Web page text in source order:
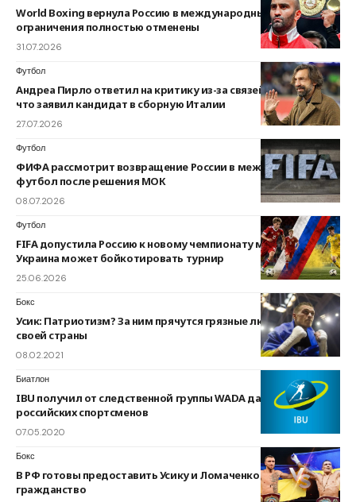
World Boxing вернула Россию в международный бокс: какие
ограничения полностью отменены
31.07.2026
Футбол
Андреа Пирло ответил на критику из-за связей с Россией:
что заявил кандидат в сборную Италии
27.07.2026
Футбол
ФИФА рассмотрит возвращение России в международный
футбол после решения МОК
08.07.2026
Футбол
FIFA допустила Россию к новому чемпионату мира U-15:
Украина может бойкотировать турнир
25.06.2026
Бокс
Усик: Патриотизм? За ним прячутся грязные люди. Я — сын
своей страны
08.02.2021
Биатлон
IBU получил от следственной группы WADA данные по делам
российских спортсменов
07.05.2020
Бокс
В РФ готовы предоставить Усику и Ломаченко российское
гражданство